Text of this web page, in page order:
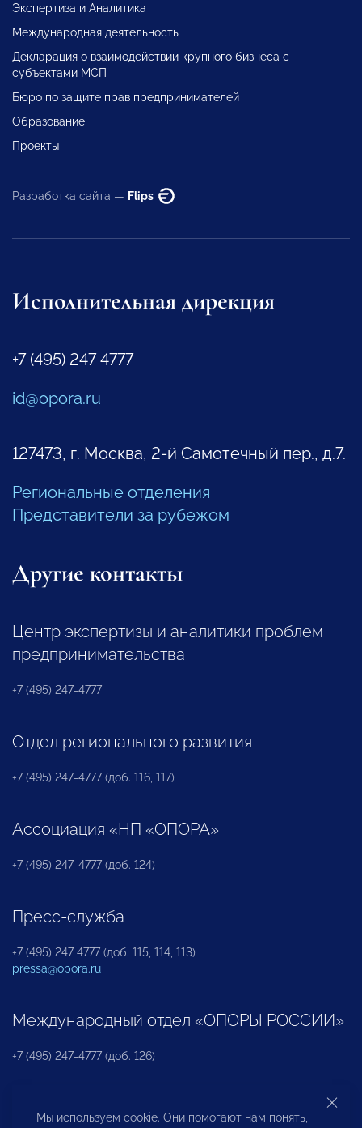
Экспертиза и Аналитика
Международная деятельность
Декларация о взаимодействии крупного бизнеса с
субъектами МСП
Бюро по защите прав предпринимателей
Образование
Проекты
Разработка сайта — Flips
Исполнительная дирекция
+7 (495) 247 4777
id@opora.ru
127473, г. Москва, 2-й Самотечный пер., д.7.
Региональные отделения
Представители за рубежом
Другие контакты
Центр экспертизы и аналитики проблем
предпринимательства
+7 (495) 247-4777
Отдел регионального развития
+7 (495) 247-4777 (доб. 116, 117)
Ассоциация «НП «ОПОРА»
+7 (495) 247-4777 (доб. 124)
Пресс-служба
+7 (495) 247 4777 (доб. 115, 114, 113)
pressa@opora.ru
Международный отдел «ОПОРЫ РОССИИ»
+7 (495) 247-4777 (доб. 126)
Бюро по защите прав предпринимателей и
Мы используем cookie. Они помогают нам понять,